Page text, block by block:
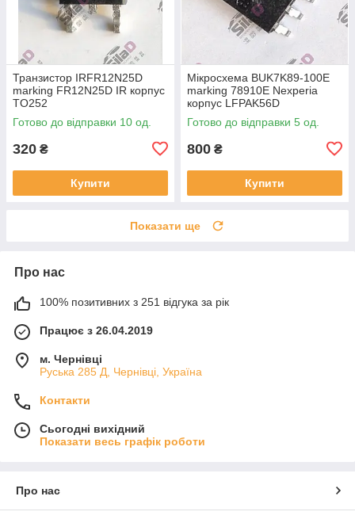
Транзистор IRFR12N25D
marking FR12N25D IR корпус
TO252
Готово до відправки 10 од.
320 ₴
Купити
Мікросхема BUK7K89-100E
marking 78910E Nexperia
корпус LFPAK56D
Готово до відправки 5 од.
800 ₴
Купити
Показати ще
Про нас
100% позитивних з 251 відгука за рік
Працює з 26.04.2019
м. Чернівці
Руська 285 Д, Чернівці, Україна
Контакти
Сьогодні вихідний
Показати весь графік роботи
Про нас